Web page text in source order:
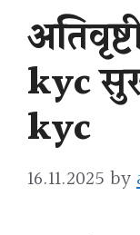
kyc
kyc
16.11.2025 by